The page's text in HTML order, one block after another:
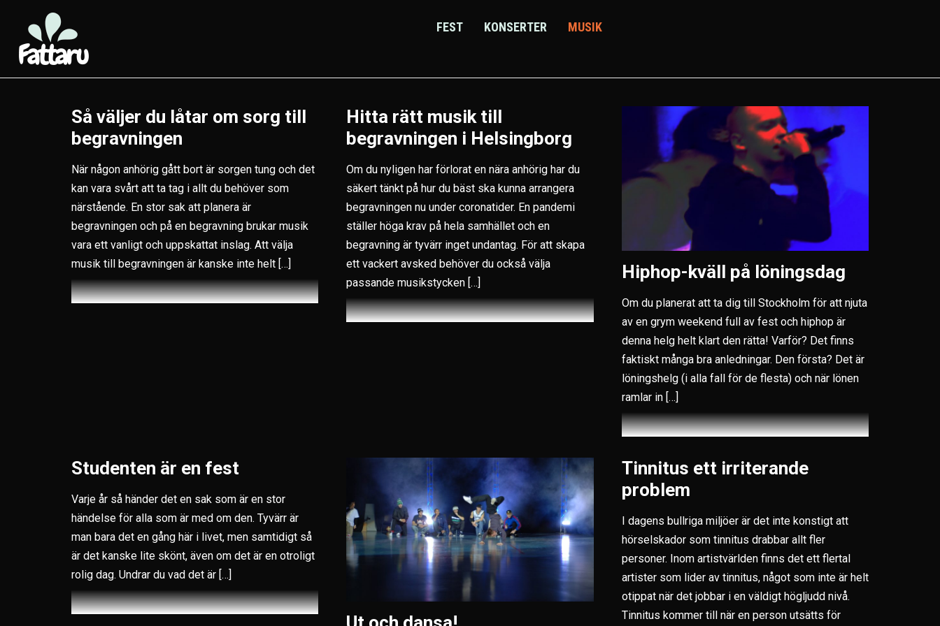
FEST KONSERTER MUSIK
Så väljer du låtar om sorg till
begravningen
När någon anhörig gått bort är sorgen tung och det
kan vara svårt att ta tag i allt du behöver som
närstående. En stor sak att planera är
begravningen och på en begravning brukar musik
vara ett vanligt och uppskattat inslag. Att välja
musik till begravningen är kanske inte helt […]
Hitta rätt musik till
begravningen i Helsingborg
Om du nyligen har förlorat en nära anhörig har du
säkert tänkt på hur du bäst ska kunna arrangera
begravningen nu under coronatider. En pandemi
ställer höga krav på hela samhället och en
begravning är tyvärr inget undantag. För att skapa
ett vackert avsked behöver du också välja
passande musikstycken […]
Hiphop-kväll på löningsdag
Om du planerat att ta dig till Stockholm för att njuta
av en grym weekend full av fest och hiphop är
denna helg helt klart den rätta! Varför? Det finns
faktiskt många bra anledningar. Den första? Det är
löningshelg (i alla fall för de flesta) och när lönen
ramlar in […]
Studenten är en fest
Varje år så händer det en sak som är en stor
händelse för alla som är med om den. Tyvärr är
man bara det en gång här i livet, men samtidigt så
är det kanske lite skönt, även om det är en otroligt
rolig dag. Undrar du vad det är […]
Tinnitus ett irriterande
problem
I dagens bullriga miljöer är det inte konstigt att
hörselskador som tinnitus drabbar allt fler
personer. Inom artistvärlden finns det ett flertal
artister som lider av tinnitus, något som inte är helt
otippat när det jobbar i en väldigt högljudd nivå.
Tinnitus kommer till när en person utsätts för